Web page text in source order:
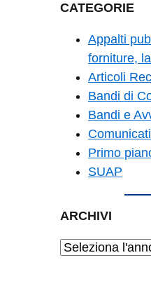
CATEGORIE
Appalti
forniture,
Articoli
Bandi di
Bandi e
Comunicati
Primo
SUAP
ARCHIVI
Archivi